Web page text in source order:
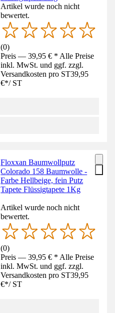
Artikel wurde noch nicht
bewertet.
(0)
Preis — 39,95 € * Alle Preise
inkl. MwSt. und ggf. zzgl.
Versandkosten pro ST39,95
€*/ ST
Floxxan Baumwollputz
Colorado 158 Baumwolle -
Farbe Hellbeige, fein Putz
Tapete Flüssigtapete 1Kg
Artikel wurde noch nicht
bewertet.
(0)
Preis — 39,95 € * Alle Preise
inkl. MwSt. und ggf. zzgl.
Versandkosten pro ST39,95
€*/ ST